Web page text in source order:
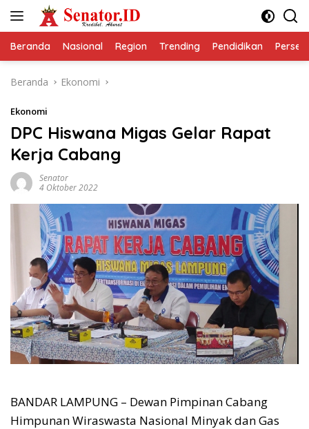
Beranda Nasional Region Trending Pendidikan
Beranda Ekonomi
Ekonomi
DPC Hiswana Migas Gelar Rapat
Kerja Cabang
Senator
4 Oktober 2022
BANDAR LAMPUNG – Dewan Pimpinan Cabang
Himpunan Wiraswasta Nasional Minyak dan Gas